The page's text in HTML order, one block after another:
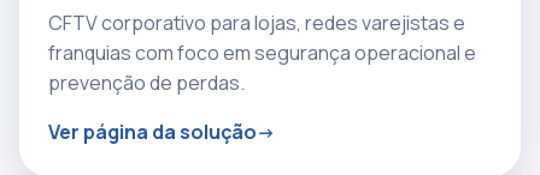
CFTV corporativo para lojas, redes varejistas e
franquias com foco em segurança operacional e
prevenção de perdas.
Ver página da solução